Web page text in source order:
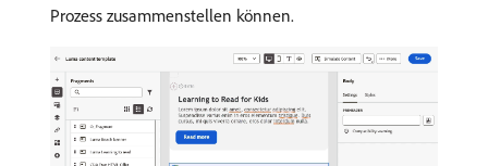
Prozess zusammenstellen können.